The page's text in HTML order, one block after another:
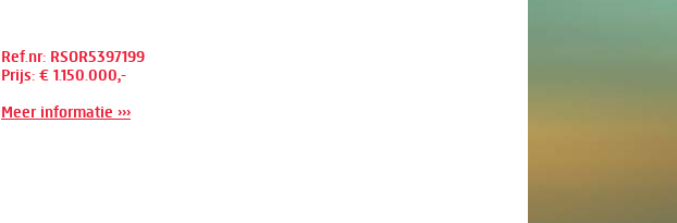
Ref.nr: RSOR5397199
Prijs: € 1.150.000,-
Meer informatie ›››